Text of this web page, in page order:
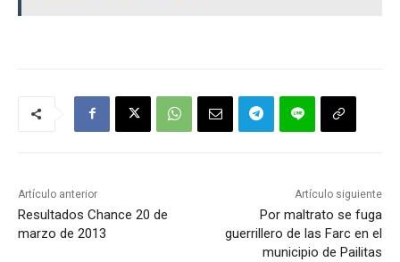
Artículo anterior
Resultados Chance 20 de
marzo de 2013
Artículo siguiente
Por maltrato se fuga
guerrillero de las Farc en el
municipio de Pailitas